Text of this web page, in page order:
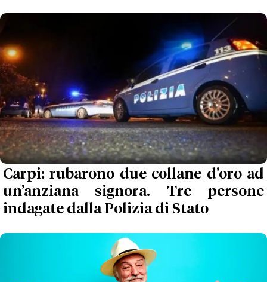
Carpi: rubarono due collane d’oro ad
un’anziana signora. Tre persone
indagate dalla Polizia di Stato